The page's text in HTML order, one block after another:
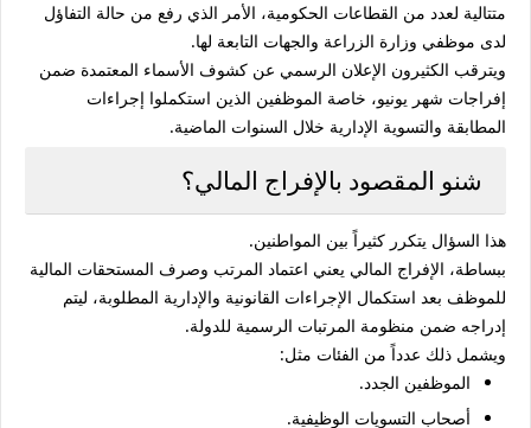
متتالية لعدد من القطاعات الحكومية، الأمر الذي رفع من حالة التفاؤل
لدى موظفي وزارة الزراعة والجهات التابعة لها.
ويترقب الكثيرون الإعلان الرسمي عن كشوف الأسماء المعتمدة ضمن
إفراجات شهر يونيو، خاصة الموظفين الذين استكملوا إجراءات
المطابقة والتسوية الإدارية خلال السنوات الماضية.
شنو المقصود بالإفراج المالي؟
هذا السؤال يتكرر كثيراً بين المواطنين.
ببساطة، الإفراج المالي يعني اعتماد المرتب وصرف المستحقات المالية
للموظف بعد استكمال الإجراءات القانونية والإدارية المطلوبة، ليتم
إدراجه ضمن منظومة المرتبات الرسمية للدولة.
ويشمل ذلك عدداً من الفئات مثل:
الموظفين الجدد.
أصحاب التسويات الوظيفية.